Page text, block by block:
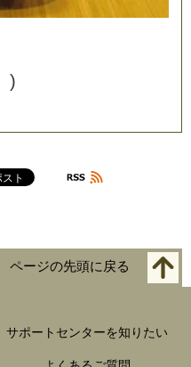
)
ページの先頭に戻る
サポートセンターを知りたい